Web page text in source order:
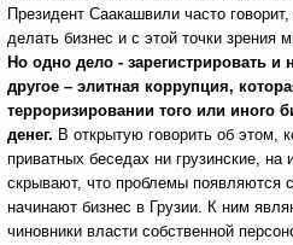
Президент Саакашвили часто
делать бизнес и с этой точки
Но одно дело - зарегистрировать и
другое – элитная коррупция,
терроризировании того или иного
денег. В открытую говорить об этом,
приватных беседах ни грузинские,
скрывают, что проблемы появляются
начинают бизнес в Грузии. К ним
чиновники власти собственной